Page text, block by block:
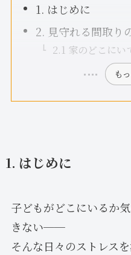
1. はじめに
2. 見守れる間取り
2.1 家のどこにい
も
1. はじめに
子どもがどこにいるか
きない──
そんな日々のストレス